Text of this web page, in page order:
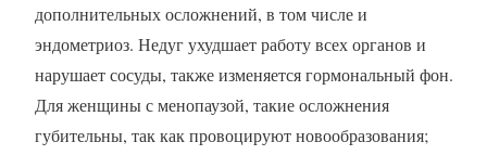
дополнительных осложнений, в том числе и
эндометриоз. Недуг ухудшает работу всех органов и
нарушает сосуды, также изменяется гормональный фон.
Для женщины с менопаузой, такие осложнения
губительны, так как провоцируют новообразования;